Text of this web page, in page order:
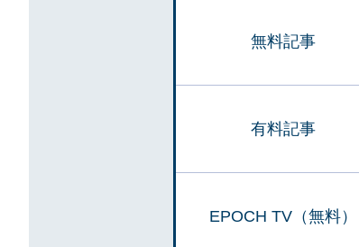
無料記事
有料記事
EPOCH TV（無料）